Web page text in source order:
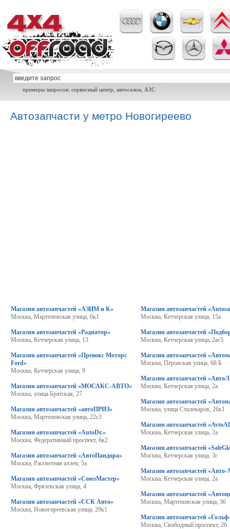
примеры запросов: сервисный центр, автосалон, АЗС
Автозапчасти у метро Новогиреево
Магазин автозапчастей «АЗИМ и К»
Москва, Мартеновская улица, 6к1
Магазин автозапчастей «Радиатор»
Москва, Кетчерская улица, 13
Магазин автозапчастей «Превокс Моторс
Ford»
Москва, Кетчерская улица, 9
Магазин автозапчастей «МОСАКС-АВТО»
Москва, улица Братская, 27
Магазин автозапчастей «автоПРИЗ»
Москва, Мартеновская улица, 22с3
Магазин автозапчастей «AutoDr.»
Москва, Федеративный проспект, 6к2
Магазин автозапчастей «АвтоПандора»
Москва, Рассветная аллея, 5а
Магазин автозапчастей «СоюзМастер»
Москва, Фрязевская улица, 4
Магазин автозапчастей «ССК Авто»
Москва, Новогиреевская улица, 29к1
Магазин автозапчастей
Москва, Кетчерская улица, 15а
Магазин автозапчастей
Москва, Кетчерская улица, 2ас5
Магазин автозапчастей
Москва, Перовская улица, 68 Б
Магазин автозапчастей
Москва, Кетчерская улица, 2а
Магазин автозапчастей
Москва, улица Сталеваров, 26к1
Магазин автозапчастей
Москва, Кетчерская улица, 2а
Магазин автозапчастей
Москва, Кетчерская улица, 3г
Магазин автозапчастей «Авто-
Москва, Кетчерская улица, 2а
Магазин автозапчастей
Москва, Мартеновская улица, 36
Магазин автозапчастей
Москва, Свободный проспект, 26